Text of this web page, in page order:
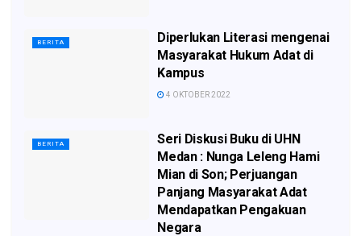
BERITA
Diperlukan Literasi mengenai
Masyarakat Hukum Adat di
Kampus
4 OKTOBER 2022
BERITA
Seri Diskusi Buku di UHN
Medan : Nunga Leleng Hami
Mian di Son; Perjuangan
Panjang Masyarakat Adat
Mendapatkan Pengakuan
Negara